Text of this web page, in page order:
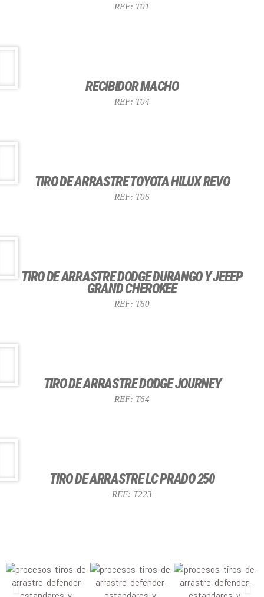
REF: T01
RECIBIDOR MACHO
REF: T04
TIRO DE ARRASTRE TOYOTA HILUX REVO
REF: T06
TIRO DE ARRASTRE DODGE DURANGO Y JEEEP
GRAND CHEROKEE
REF: T60
TIRO DE ARRASTRE DODGE JOURNEY
REF: T64
TIRO DE ARRASTRE LC PRADO 250
REF: T223